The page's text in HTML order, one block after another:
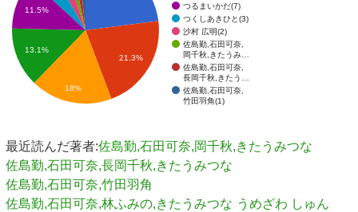
つるまいかだ(7)
つくしあきひと(3)
沙村 広明(2)
佐島勤,石田可奈,
岡千秋,きたうみ…
佐島勤,石田可奈,
長岡千秋,きたう…
佐島勤,石田可奈,
竹田羽角(1)
21.3%
11.5%
13.1%
18%
最近読んだ著者:佐島勤,石田可奈,岡千秋,きたうみつな
佐島勤,石田可奈,長岡千秋,きたうみつな
佐島勤,石田可奈,竹田羽角
佐島勤,石田可奈,林ふみの,きたうみつな うめざわ しゅん